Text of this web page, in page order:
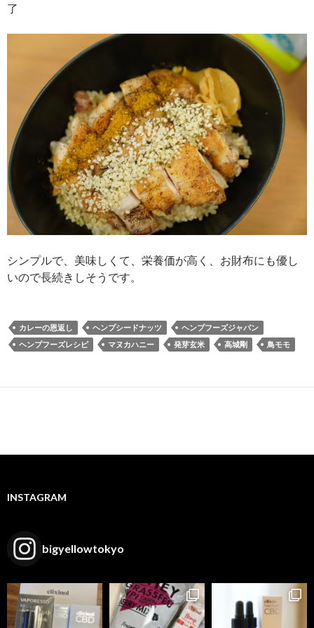
了
シンプルで、美味しくて、栄養価が高く、お財布にも優し
いので長続きしそうです。
カレーの恩返し ヘンプシードナッツ
ヘンプフーズジャパン
ヘンプフーズレシピ
マヌカハニー 発芽玄米 高城剛 鳥モモ
INSTAGRAM
bigyellowtokyo